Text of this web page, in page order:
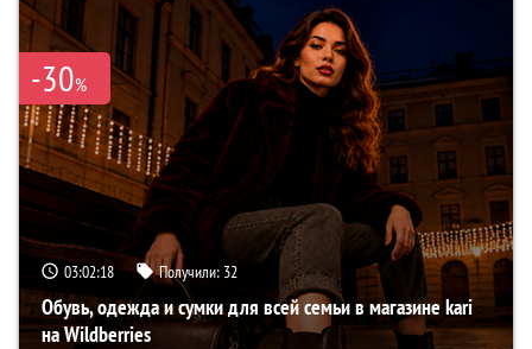
-30%
03:02:17 Получили: 32
Обувь, одежда и сумки для всей семьи в магазине kari
на Wildberries